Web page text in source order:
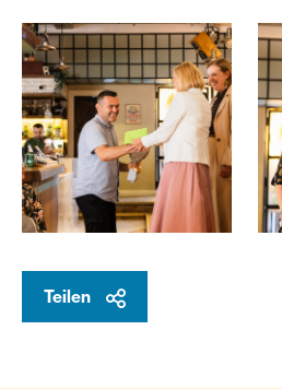
Teilen